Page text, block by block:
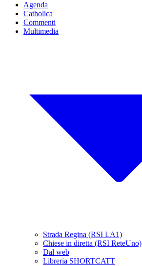
Agenda
Catholica
Commenti
Multimedia
Strada Regina (RSI LA1)
Chiese in diretta (RSI ReteUno)
Dal web
Libreria SHORTCATT